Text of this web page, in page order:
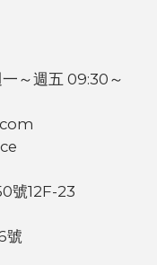
～週五 09:30～
號12F-23
號